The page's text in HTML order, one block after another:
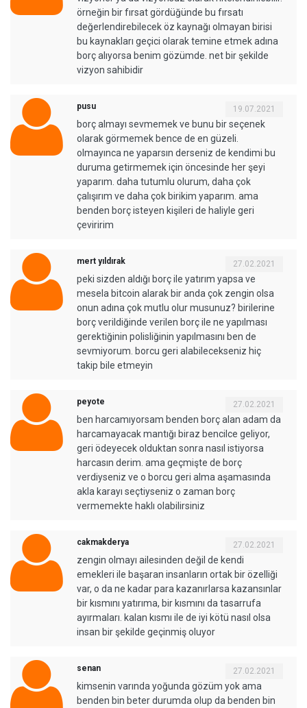
örneğin bir fırsat gördüğünde bu fırsatı
değerlendirebilecek öz kaynağı olmayan birisi
bu kaynakları geçici olarak temine etmek adına
borç alıyorsa benim gözümde. net bir şekilde
vizyon sahibidir
pusu 19.07.2021
borç almayı sevmemek ve bunu bir seçenek
olarak görmemek bence de en güzeli.
olmayınca ne yaparsın derseniz de kendimi bu
duruma getirmemek için öncesinde her şeyi
yaparım. daha tutumlu olurum, daha çok
çalışırım ve daha çok birikim yaparım. ama
benden borç isteyen kişileri de haliyle geri
çeviririm
mert yıldırak 27.02.2021
peki sizden aldığı borç ile yatırım yapsa ve
mesela bitcoin alarak bir anda çok zengin olsa
onun adına çok mutlu olur musunuz? birilerine
borç verildiğinde verilen borç ile ne yapılması
gerektiğinin polisliğinin yapılmasını ben de
sevmiyorum. borcu geri alabilecekseniz hiç
takip bile etmeyin
peyote 27.02.2021
ben harcamıyorsam benden borç alan adam da
harcamayacak mantığı biraz bencilce geliyor,
geri ödeyecek olduktan sonra nasıl istiyorsa
harcasın derim. ama geçmişte de borç
verdiyseniz ve o borcu geri alma aşamasında
akla karayı seçtiyseniz o zaman borç
vermemekte haklı olabilirsiniz
cakmakderya 27.02.2021
zengin olmayı ailesinden değil de kendi
emekleri ile başaran insanların ortak bir özelliği
var, o da ne kadar para kazanırlarsa kazansınlar
bir kısmını yatırıma, bir kısmını da tasarrufa
ayırmaları. kalan kısmı ile de iyi kötü nasıl olsa
insan bir şekilde geçinmiş oluyor
senan 27.02.2021
kimsenin varında yoğunda gözüm yok ama
benden bin beter durumda olup da benden bin